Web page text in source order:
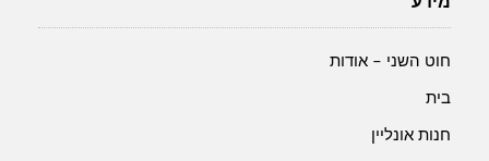
חוט השני – אודות
בית
חנות אונליין